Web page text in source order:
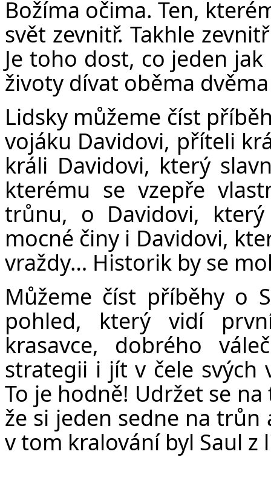
Božíma očima. Ten,
svět zevnitř. Takhle
Je toho dost, co jeden
životy dívat oběma
Lidsky můžeme číst
vojáku Davidovi, příteli
králi Davidovi, který
kterému se vzepře
trůnu, o Davidovi,
mocné činy i Davidovi,
vraždy… Historik by se
Můžeme číst příběhy o
pohled, který vidí
krasavce, dobrého
strategii i jít v čele svých
To je hodně! Udržet se
že si jeden sedne na trůn
v tom kralování byl Saul